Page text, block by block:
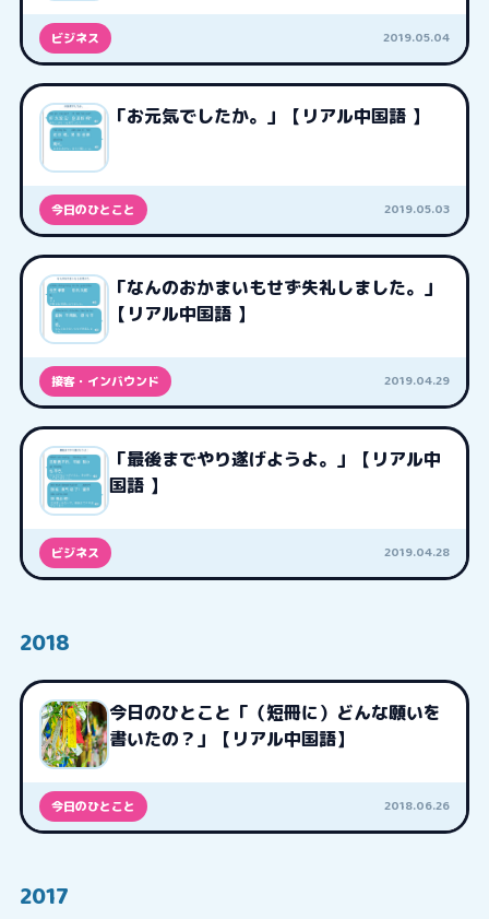
ビジネス 2019.05.04
「お元気でしたか。」【リアル中国語 】
今日のひとこと 2019.05.03
「なんのおかまいもせず失礼しました。」
【リアル中国語 】
接客・インバウンド 2019.04.29
「最後までやり遂げようよ。」【リアル中
国語 】
ビジネス 2019.04.28
2018
今日のひとこと「（短冊に）どんな願いを
書いたの？」【リアル中国語】
今日のひとこと 2018.06.26
2017